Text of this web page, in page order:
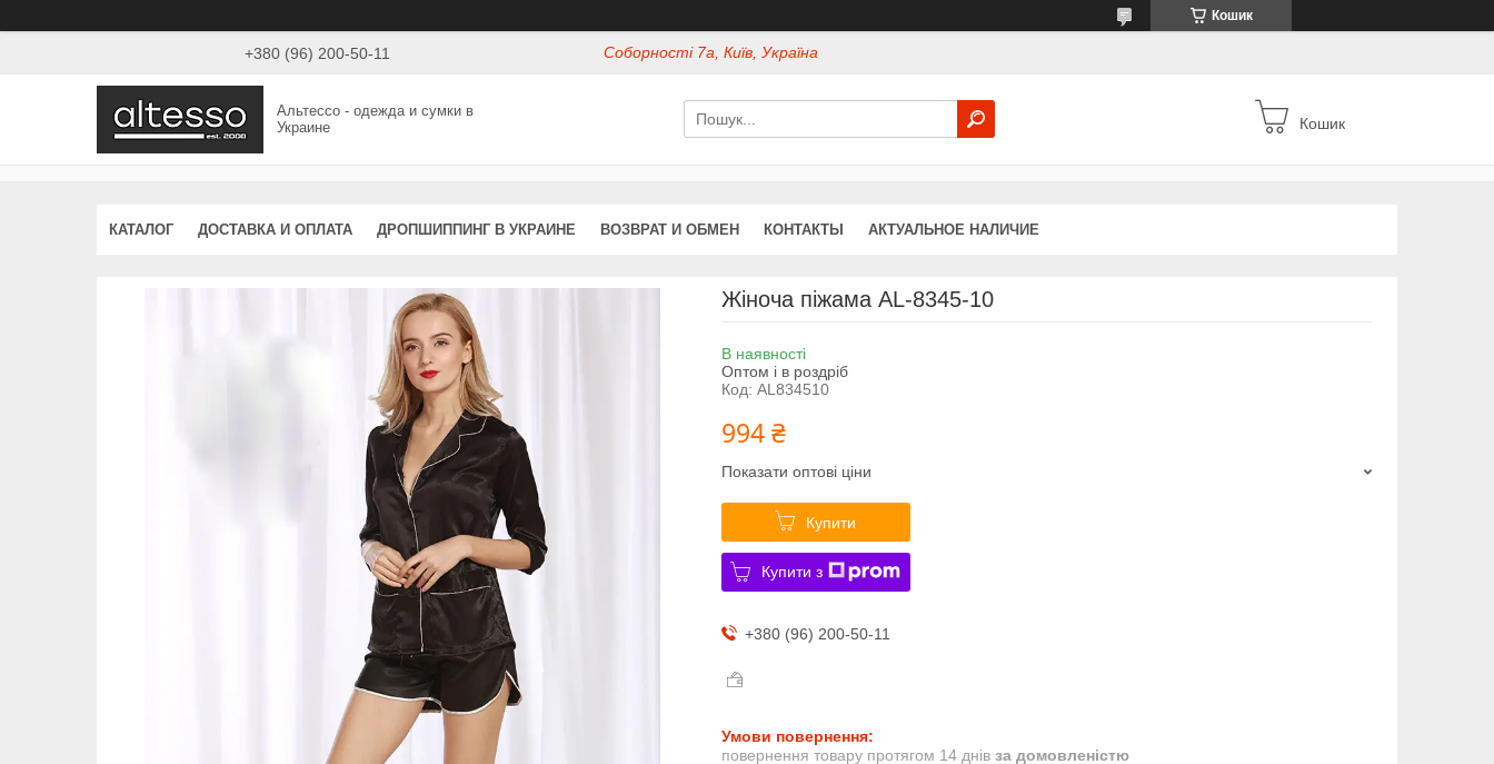
Кошик
+380 (96) 200-50-11 Соборності 7а, Київ, Україна
Альтессо - одежда и сумки в
Украине
Кошик
КАТАЛОГ ДОСТАВКА И ОПЛАТА ДРОПШИППИНГ В УКРАИНЕ ВОЗВРАТ И ОБМЕН КОНТАКТЫ АКТУАЛЬНОЕ НАЛИЧИЕ
Жіноча піжама AL-8345-10
В наявності
Оптом і в роздріб
Код: AL834510
994 ₴
Показати оптові ціни
Купити
Купити з
+380 (96) 200-50-11
повернення товару протягом 14 днів за домовленістю